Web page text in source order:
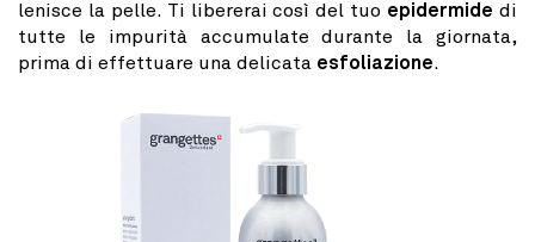
lenisce la pelle. Ti libererai così del tuo epidermide di
tutte le impurità accumulate durante la giornata,
prima di effettuare una delicata esfoliazione.